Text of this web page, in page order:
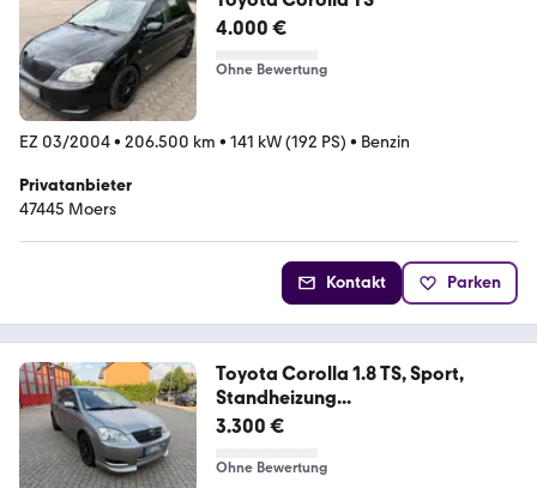
4.000 €
Ohne Bewertung
EZ 03/2004• 206.500 km • 141 kW (192 PS) • Benzin
Privatanbieter
47445 Moers
Kontakt Parken
Toyota Corolla 1.8 TS, Sport,
Standheizung...
3.300 €
Ohne Bewertung